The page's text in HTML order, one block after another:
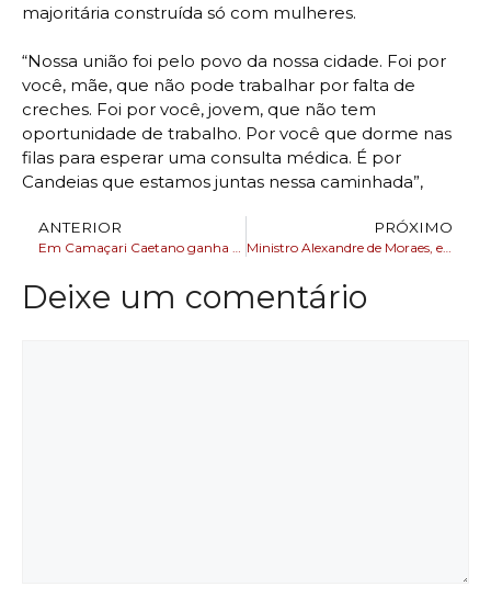
majoritária construída só com mulheres.
“Nossa união foi pelo povo da nossa cidade. Foi por
você, mãe, que não pode trabalhar por falta de
creches. Foi por você, jovem, que não tem
oportunidade de trabalho. Por você que dorme nas
filas para esperar uma consulta médica. É por
Candeias que estamos juntas nessa caminhada”,
ANTERIOR
Em Camaçari Caetano ganha reforço na caminhada do governador Jerônimo
PRÓXIMO
Ministro Alexandre de Moraes, estabeleceu multa de 50 mil para usuário via VPN
Deixe um comentário